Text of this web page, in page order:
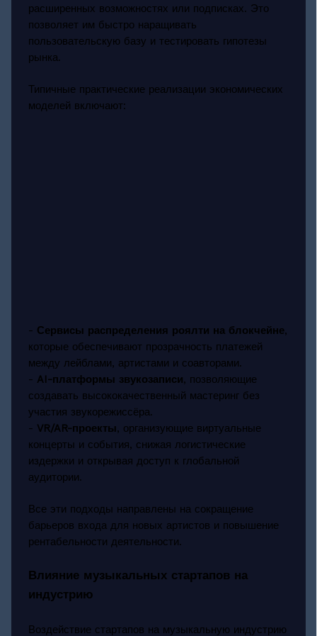
расширенных возможностях или подписках. Это
позволяет им быстро наращивать
пользовательскую базу и тестировать гипотезы
рынка.
Типичные практические реализации экономических
моделей включают:
- Сервисы распределения роялти на блокчейне,
которые обеспечивают прозрачность платежей
между лейблами, артистами и соавторами.
- AI-платформы звукозаписи, позволяющие
создавать высококачественный мастеринг без
участия звукорежиссёра.
- VR/AR-проекты, организующие виртуальные
концерты и события, снижая логистические
издержки и открывая доступ к глобальной
аудитории.
Все эти подходы направлены на сокращение
барьеров входа для новых артистов и повышение
рентабельности деятельности.
Влияние музыкальных стартапов на
индустрию
Воздействие стартапов на музыкальную индустрию